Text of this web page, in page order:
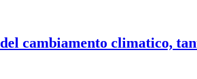
cambiamento climatico,